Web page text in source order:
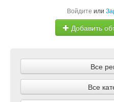
Войдите или
Добавить
Все
Все